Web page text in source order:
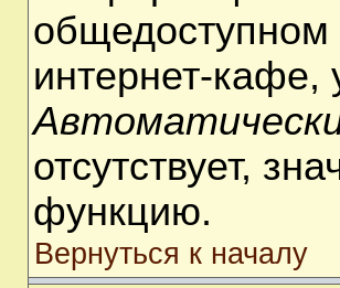
общедоступном
интернет-кафе,
отсутствует,
функцию.
Вернуться к началу